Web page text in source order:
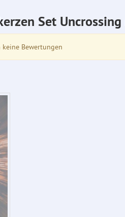
Set Uncrossing
Bewertungen